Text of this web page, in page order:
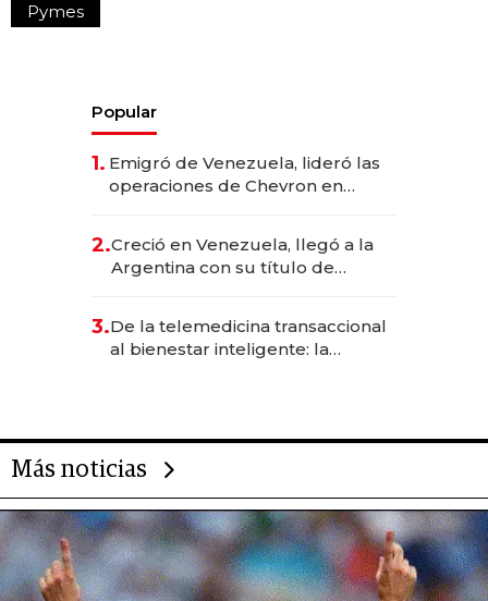
Pymes
Popular
1. Emigró de Venezuela, lideró las
operaciones de Chevron en
2.Creció en Venezuela, llegó a la
Argentina con su título de
las marcas "fast premium"
3.De la telemedicina transaccional
al bienestar inteligente: la
Más noticias